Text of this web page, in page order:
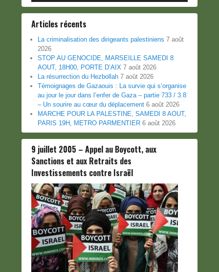
Articles récents
La criminalisation des dirigeants palestiniens 7 août
2026
STOP AU GENOCIDE, MARSEILLE SAMEDI 8
AOUT, 18H00, PORTE D’AIX 7 août 2026
La résurrection du Hezbollah 7 août 2026
Témoignages de Gazaouis : La survie qui s’organise
au jour le jour dans l’enfer de Gaza – partie 733 / 3.8
– Un sourire au cœur du déplacement 6 août 2026
MARCHE POUR LA PALESTINE, SAMEDI 8 AOUT,
PARIS 19H, METRO PARMENTIER 6 août 2026
9 juillet 2005 – Appel au Boycott, aux
Sanctions et aux Retraits des
Investissements contre Israël